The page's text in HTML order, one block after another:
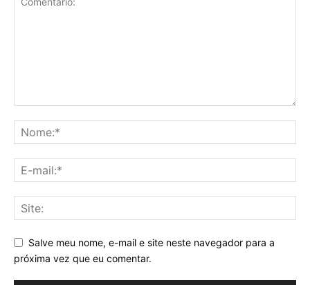
Salve meu nome, e-mail e site neste navegador para a
próxima vez que eu comentar.